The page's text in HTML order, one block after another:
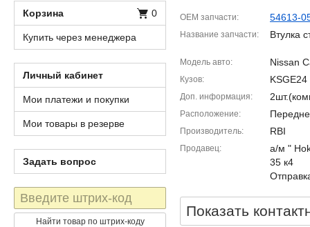
OEM запчасти 54613-
Название запчасти Втулка
Модель авто Nissan
Кузов KSGE24
Доп. информация
Расположение
Производитель RBI
Продавец
а/м "
35 к4
Показать
Корзина 0
Купить через менеджера
Личный кабинет
Мои платежи и покупки
Мои товары в резерве
Задать вопрос
Штрих-
код
Найти товар по штрих-коду